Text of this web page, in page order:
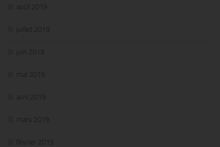
août 2019
juillet 2019
juin 2019
mai 2019
avril 2019
mars 2019
février 2019